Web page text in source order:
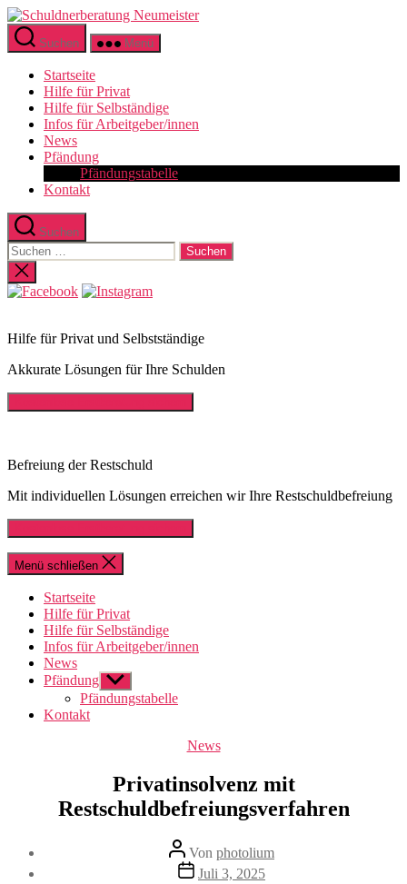
Zum
Inhalt
springen
Schuldnerberatung
Suchen Menü
Startseite
Hilfe für Privat
Hilfe für Selbständige
Infos für Arbeitgeber/innen
News
Pfändung
Pfändungstabelle
Kontakt
Suchen
Suchen
nach:
Suche
schließen
Hilfe für Privat und Selbstständige
Akkurate Lösungen für Ihre Schulden
Befreiung der Restschuld
Mit individuellen Lösungen erreichen wir Ihre Restschuldbefreiung
Menü schließen
Startseite
Hilfe für Privat
Hilfe für Selbständige
Infos für Arbeitgeber/innen
News
Pfändung Untermenü
anzeigen
Pfändungstabelle
Kontakt
Kategorien
News
Privatinsolvenz mit
Restschuldbefreiungsverfahren
Beitragsautor
Von photolium
Veröffentlichungsdatum
Juli 3, 2025